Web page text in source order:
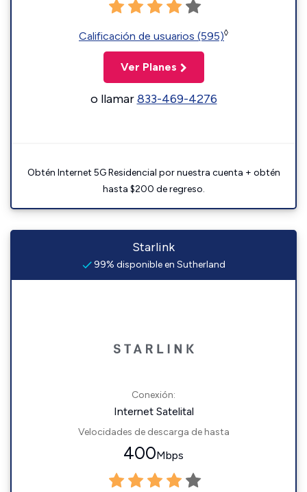
Calificación de usuarios (595)◊
Ver Planes
o llamar833-469-4276
Obtén Internet 5G Residencial por nuestra cuenta + obtén
hasta $200 de regreso.
Starlink
99% disponible en Sutherland
Conexión:
Internet Satelital
Velocidades de descarga de hasta
400Mbps